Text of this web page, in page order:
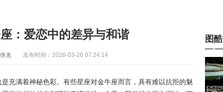
：爱恋中的差异与和谐
名 发布时间：2026-03-26 07:24:14
充满着神秘色彩。有些星座对金牛座而言，具有难以抗拒的魅
图酷